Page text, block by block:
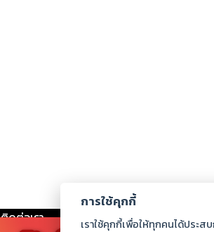
ติดต่อเรา ร่วมงานกับเรา ดาวน์โ
การใช้คุกกี้
เราใช้คุกกี้เพื่อให้ทุกคนได้ประ